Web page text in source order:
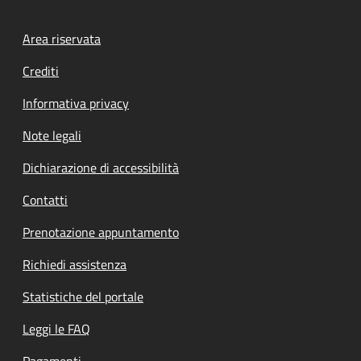
Footer menu
Area riservata
Crediti
Informativa privacy
Note legali
Dichiarazione di accessibilità
Contatti
Prenotazione appuntamento
Richiedi assistenza
Statistiche del portale
Leggi le FAQ